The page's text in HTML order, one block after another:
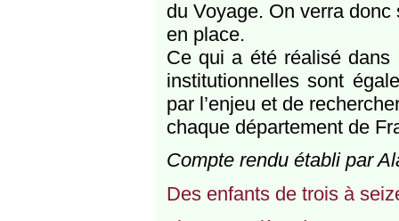
du Voyage. On verra
en place.
Ce qui a été réalisé dans
institutionnelles sont
par l’enjeu et de
chaque département de
Compte rendu établi par
Des enfants de trois à